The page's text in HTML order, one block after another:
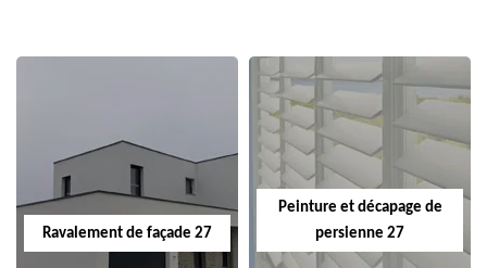
Ravalement de façade 27
Peinture et décapage de
persienne 27